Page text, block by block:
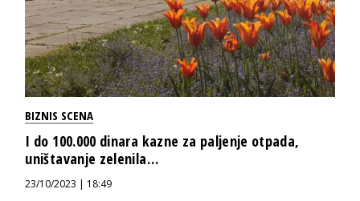
BIZNIS SCENA
I do 100.000 dinara kazne za paljenje otpada,
uništavanje zelenila…
23/10/2023 | 18:49